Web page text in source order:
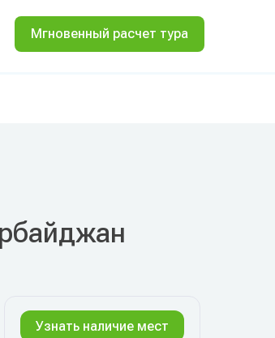
Мгновенный расчет тура
Узнать наличие мест